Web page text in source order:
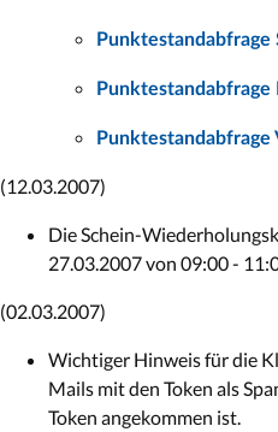
Punktestandabfrage
(12.03.2007)
Die Schein-
27.03.2007 von 09:00 -
(02.03.2007)
Wichtiger Hinweis für die
Mails mit den Token als
Token angekommen ist.